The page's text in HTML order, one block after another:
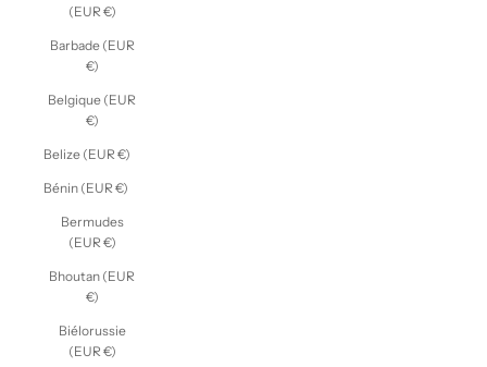
(EUR €)
Barbade (EUR
€)
Belgique (EUR
€)
Belize (EUR €)
Bénin (EUR €)
Bermudes
(EUR €)
Bhoutan (EUR
€)
Biélorussie
(EUR €)